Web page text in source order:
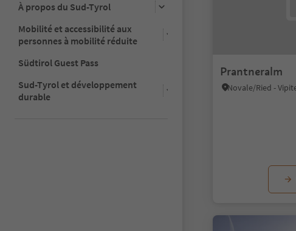
À propos du Sud-Tyrol
Mobilité et accessibilité aux
personnes à mobilité réduite
Südtirol Guest Pass
Sud-Tyrol et développement
durable
Prantneralm